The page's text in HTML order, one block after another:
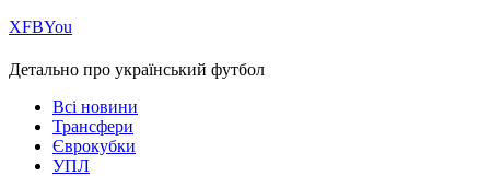
ХFBYou
Детально про український футбол
Всі новини
Трансфери
Єврокубки
УПЛ